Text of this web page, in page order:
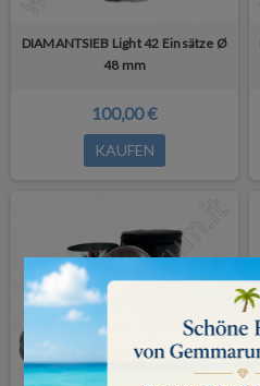
DIAMANTSIEB Light 42 Einsätze Ø
48 mm
100,00 €
KAUFEN